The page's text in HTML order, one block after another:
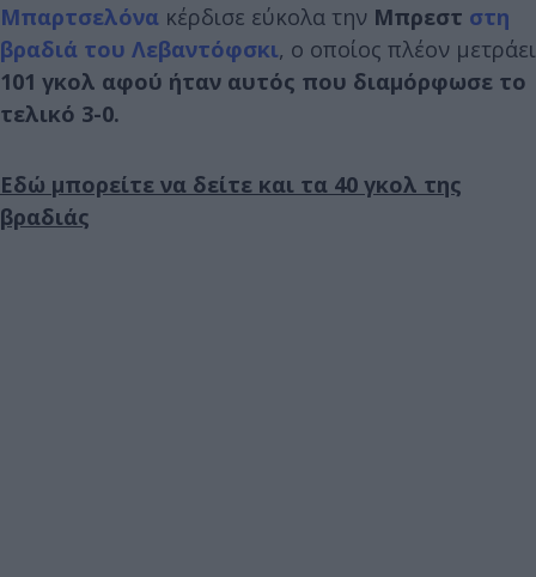
Μπαρτσελόνα κέρδισε εύκολα την Μπρεστ στη
βραδιά του Λεβαντόφσκι, ο οποίος πλέον μετράει
101 γκολ αφού ήταν αυτός που διαμόρφωσε το
τελικό 3-0.
Εδώ μπορείτε να δείτε και τα 40 γκολ της
βραδιάς